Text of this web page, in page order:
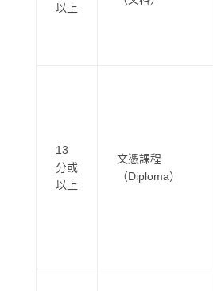
以上
13
分或
以上
文憑課程
（Diploma）